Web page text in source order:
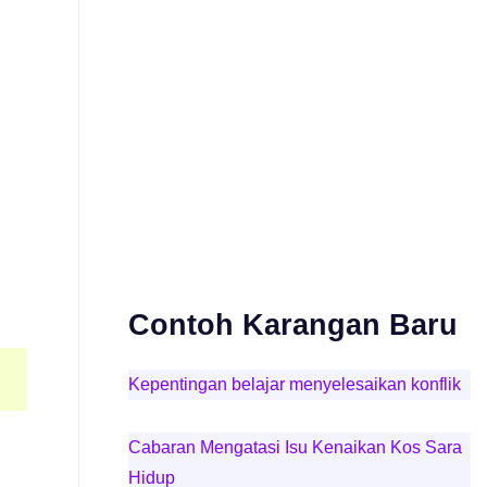
Contoh Karangan Baru
Kepentingan belajar menyelesaikan konflik
Cabaran Mengatasi Isu Kenaikan Kos Sara
Hidup